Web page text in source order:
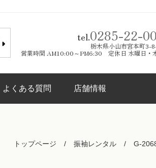
tel.0285-22-
栃木県小山市宮本町3-
営業時間 AM10:00～PM6:30 定休日 水曜日・
よくある質問 店舗情報
トップページ 振袖レンタル G-